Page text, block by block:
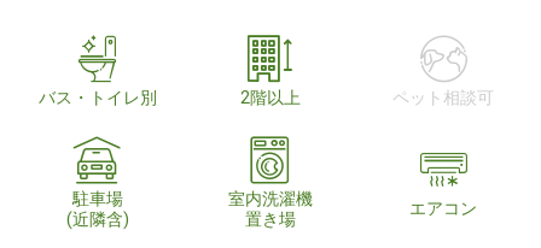
バス・トイレ別 2階以上 ペット相談可
駐車場
(近隣含)
室内洗濯機
置き場
エアコン